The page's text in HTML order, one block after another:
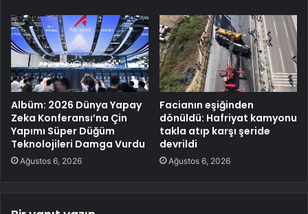
Albüm: 2026 Dünya Yapay
Zeka Konferansı’na Çin
Yapımı Süper Düğüm
Teknolojileri Damga Vurdu
Ağustos 6, 2026
Facianın eşiğinden
dönüldü: Hafriyat kamyonu
takla atıp karşı şeride
devrildi
Ağustos 6, 2026